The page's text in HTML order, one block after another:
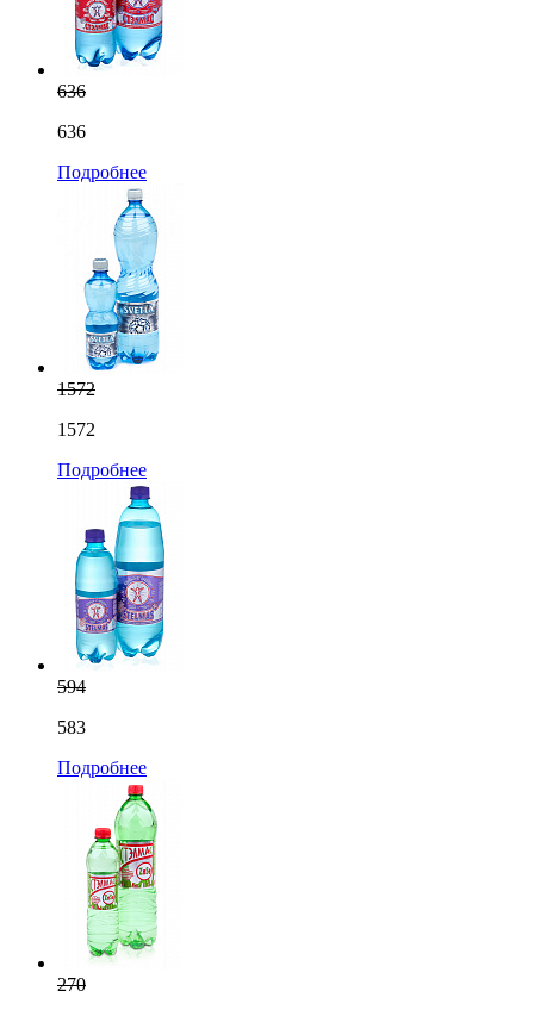
636
636
Подробнее
1572
1572
Подробнее
594
583
Подробнее
270